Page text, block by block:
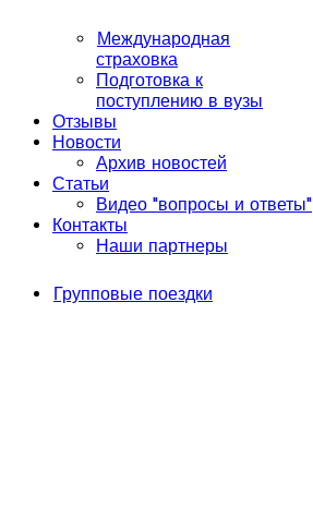
Международная
страховка
Подготовка к
поступлению в вузы
Отзывы
Новости
Архив новостей
Статьи
Видео "вопросы и ответы"
Контакты
Наши партнеры
Групповые поездки